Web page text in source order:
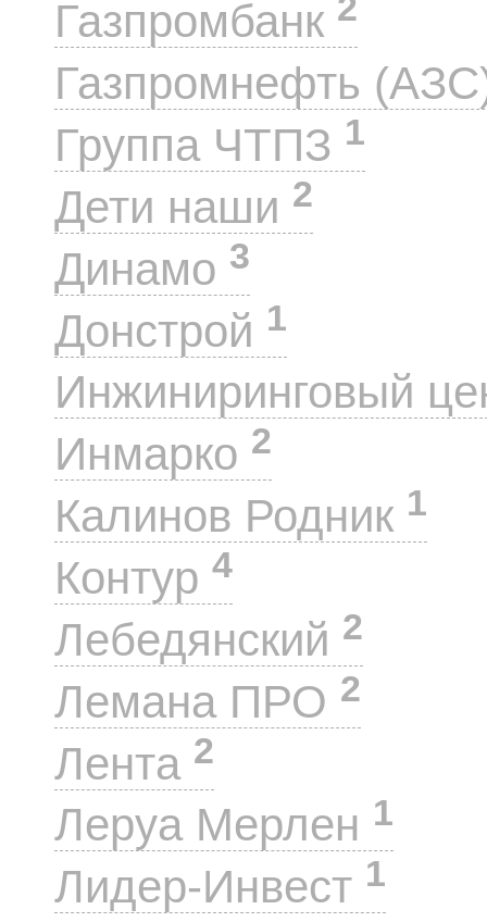
Газпромбанк
Газпромнефть
Группа ЧТПЗ 1
Дети наши 2
Динамо 3
Донстрой 1
Инжиниринговый
Инмарко 2
Калинов Родник 1
Контур 4
Лебедянский 2
Лемана ПРО 2
Лента 2
Леруа Мерлен 1
Лидер-Инвест 1